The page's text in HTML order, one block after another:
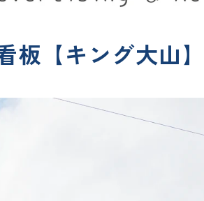
板【キング大山